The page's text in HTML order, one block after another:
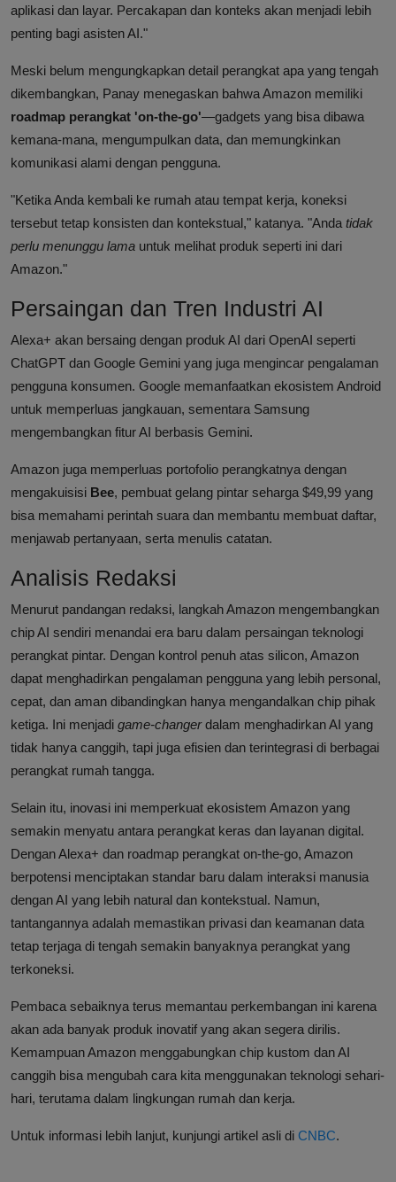
aplikasi dan layar. Percakapan dan konteks akan menjadi lebih
penting bagi asisten AI."
Meski belum mengungkapkan detail perangkat apa yang tengah
dikembangkan, Panay menegaskan bahwa Amazon memiliki
roadmap perangkat 'on-the-go'—gadgets yang bisa dibawa
kemana-mana, mengumpulkan data, dan memungkinkan
komunikasi alami dengan pengguna.
"Ketika Anda kembali ke rumah atau tempat kerja, koneksi
tersebut tetap konsisten dan kontekstual," katanya. "Anda tidak
perlu menunggu lama untuk melihat produk seperti ini dari
Amazon."
Persaingan dan Tren Industri AI
Alexa+ akan bersaing dengan produk AI dari OpenAI seperti
ChatGPT dan Google Gemini yang juga mengincar pengalaman
pengguna konsumen. Google memanfaatkan ekosistem Android
untuk memperluas jangkauan, sementara Samsung
mengembangkan fitur AI berbasis Gemini.
Amazon juga memperluas portofolio perangkatnya dengan
mengakuisisi Bee, pembuat gelang pintar seharga $49,99 yang
bisa memahami perintah suara dan membantu membuat daftar,
menjawab pertanyaan, serta menulis catatan.
Analisis Redaksi
Menurut pandangan redaksi, langkah Amazon mengembangkan
chip AI sendiri menandai era baru dalam persaingan teknologi
perangkat pintar. Dengan kontrol penuh atas silicon, Amazon
dapat menghadirkan pengalaman pengguna yang lebih personal,
cepat, dan aman dibandingkan hanya mengandalkan chip pihak
ketiga. Ini menjadi game-changerdalam menghadirkan AI yang
tidak hanya canggih, tapi juga efisien dan terintegrasi di berbagai
perangkat rumah tangga.
Selain itu, inovasi ini memperkuat ekosistem Amazon yang
semakin menyatu antara perangkat keras dan layanan digital.
Dengan Alexa+ dan roadmap perangkat on-the-go, Amazon
berpotensi menciptakan standar baru dalam interaksi manusia
dengan AI yang lebih natural dan kontekstual. Namun,
tantangannya adalah memastikan privasi dan keamanan data
tetap terjaga di tengah semakin banyaknya perangkat yang
terkoneksi.
Pembaca sebaiknya terus memantau perkembangan ini karena
akan ada banyak produk inovatif yang akan segera dirilis.
Kemampuan Amazon menggabungkan chip kustom dan AI
canggih bisa mengubah cara kita menggunakan teknologi sehari-
hari, terutama dalam lingkungan rumah dan kerja.
Untuk informasi lebih lanjut, kunjungi artikel asli di CNBC.